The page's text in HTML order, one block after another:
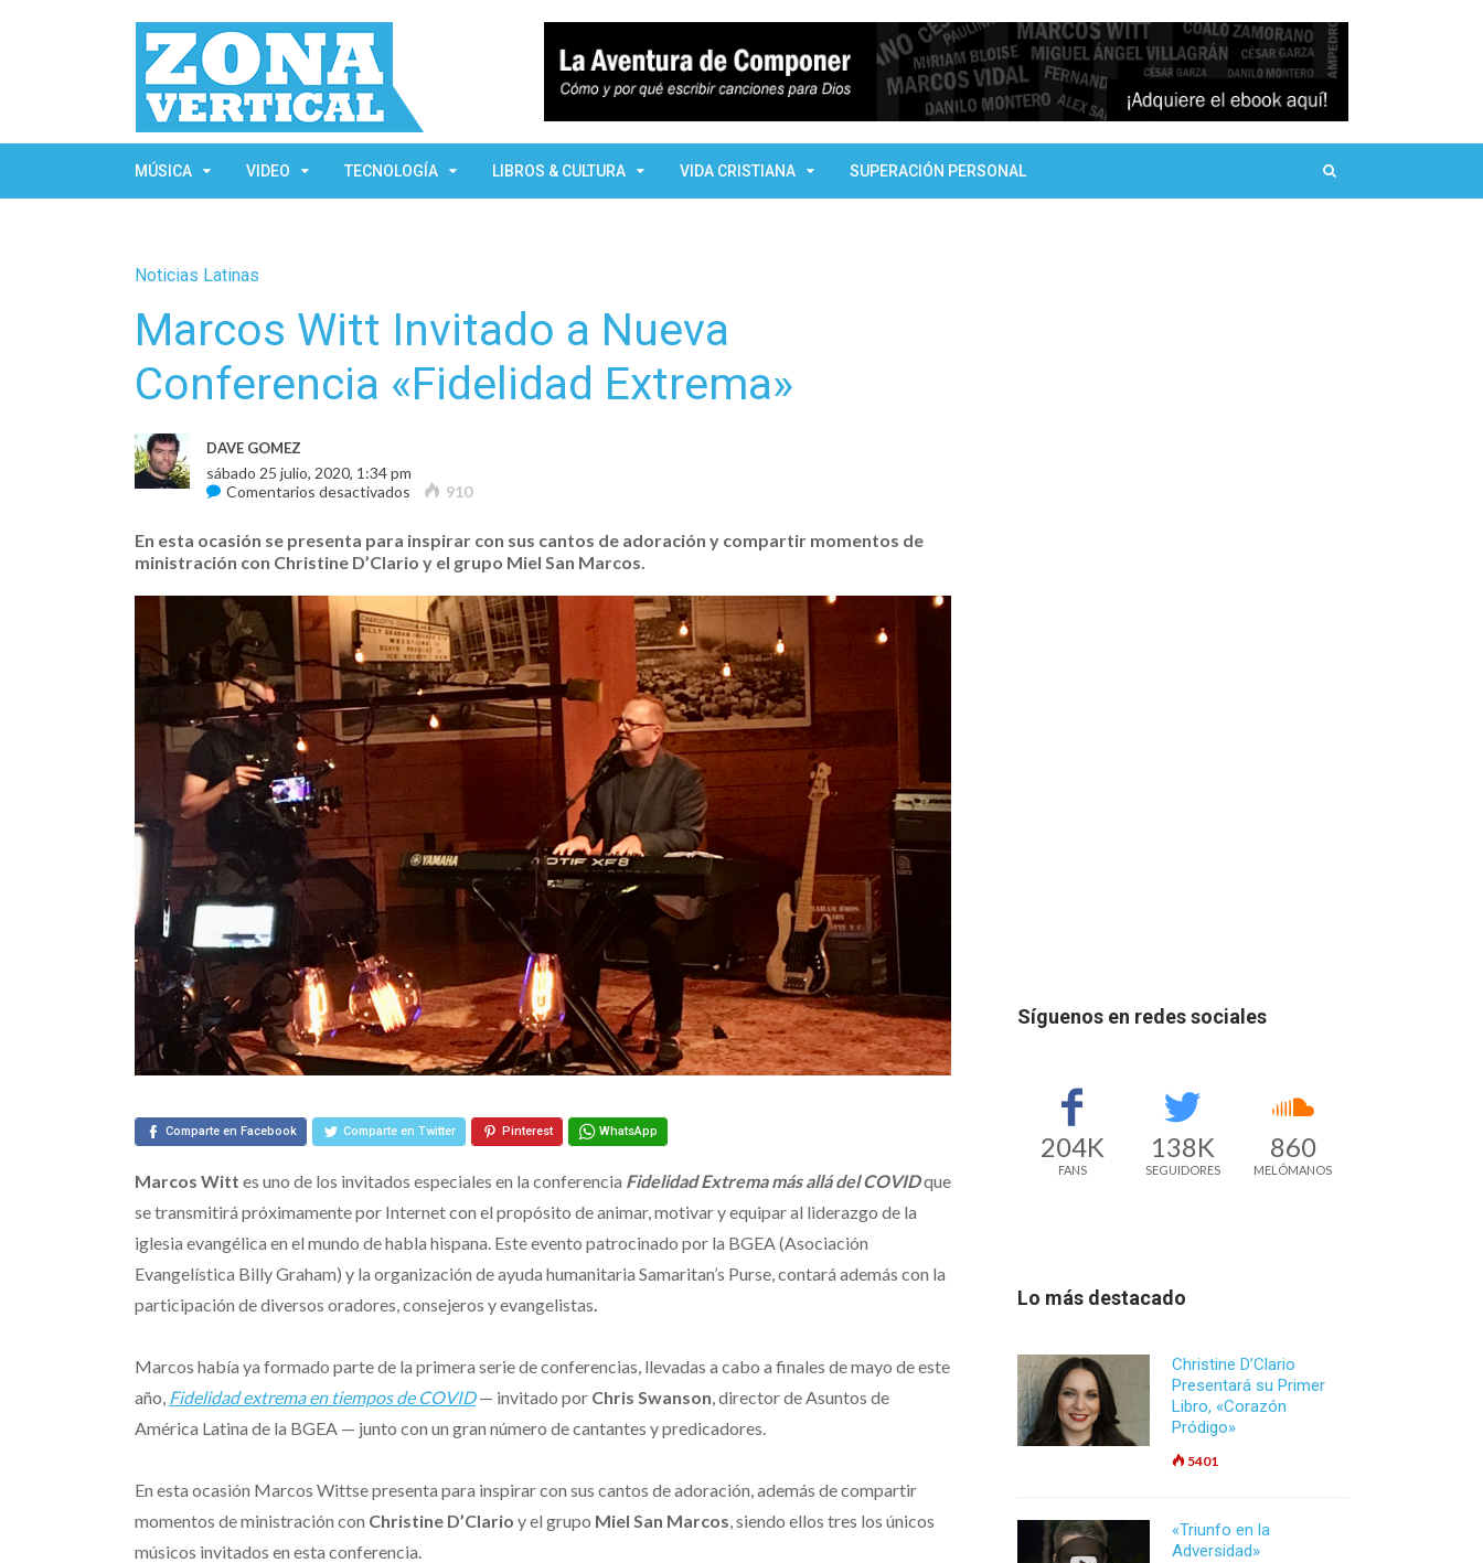
MÚSICA VIDEO TECNOLOGÍA LIBROS & CULTURA VIDA CRISTIANA SUPERACIÓN PERSONAL
Noticias Latinas
Marcos Witt Invitado a Nueva
Conferencia «Fidelidad Extrema»
DAVE GOMEZ
sábado 25 julio, 2020, 1:34 pm
Comentarios desactivados en
Invitado
a
Conferencia
«Fidelidad
Extrema»
910
En esta ocasión se presenta para inspirar con sus cantos de adoración y compartir momentos de
ministración con Christine D’Clario y el grupo Miel San Marcos.
Comparte en Facebook Comparte en Twitter Pinterest WhatsApp
Marcos Witt es uno de los invitados especiales en la conferencia Fidelidad Extrema más allá del COVIDque
se transmitirá próximamente por Internet con el propósito de animar, motivar y equipar al liderazgo de la
iglesia evangélica en el mundo de habla hispana. Este evento patrocinado por la BGEA (Asociación
Evangelística Billy Graham) y la organización de ayuda humanitaria Samaritan’s Purse, contará además con la
participación de diversos oradores, consejeros y evangelistas.
Marcos había ya formado parte de la primera serie de conferencias, llevadas a cabo a finales de mayo de este
año, Fidelidad extrema en tiempos de COVID— invitado por Chris Swanson, director de Asuntos de
América Latina de la BGEA — junto con un gran número de cantantes y predicadores.
En esta ocasión Marcos Wittse presenta para inspirar con sus cantos de adoración, además de compartir
momentos de ministración con Christine D’Clario y el grupo Miel San Marcos, siendo ellos tres los únicos
músicos invitados en esta conferencia.
Síguenos en redes sociales
204K
FANS
138K
SEGUIDORES
860
MELÓMANOS
Lo más destacado
Christine D’Clario
Presentará su Primer
Libro, «Corazón
Pródigo»
5401
«Triunfo en la
Adversidad»